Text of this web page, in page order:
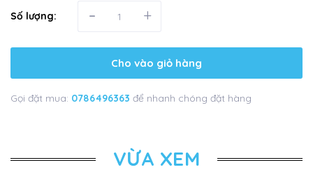
Số lượng: - +
Cho vào giỏ hàng
Gọi đặt mua: 0786496363 để nhanh chóng đặt hàng
VỪA XEM